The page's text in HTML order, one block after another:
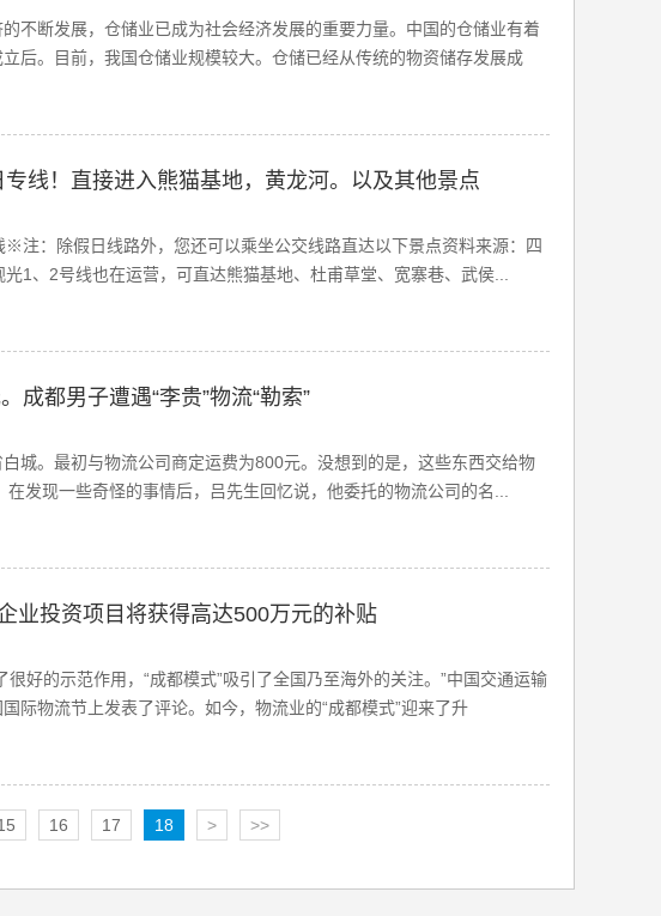
不断发展，仓储业已成为社会经济发展的重要力量。中国的仓储业有着
后。目前，我国仓储业规模较大。仓储已经从传统的物资储存发展成
线！直接进入熊猫基地，黄龙河。以及其他景点
注：除假日线路外，您还可以乘坐公交线路直达以下景点资料来源：四
1、2号线也在运营，可直达熊猫基地、杜甫草堂、宽寨巷、武侯...
成都男子遭遇“李贵”物流“勒索”
城。最初与物流公司商定运费为800元。没想到的是，这些东西交给物
发现一些奇怪的事情后，吕先生回忆说，他委托的物流公司的名...
业投资项目将获得高达500万元的补贴
好的示范作用，“成都模式”吸引了全国乃至海外的关注。”中国交通运输
际物流节上发表了评论。如今，物流业的“成都模式”迎来了升
16 17 18 > >>